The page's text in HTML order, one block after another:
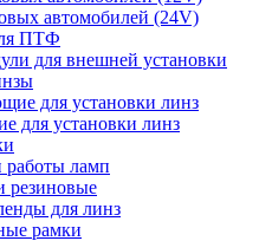
автомобилей (24V)
ПТФ
для внешней установки
для установки линз
ламп
резиновые
для линз
рамки